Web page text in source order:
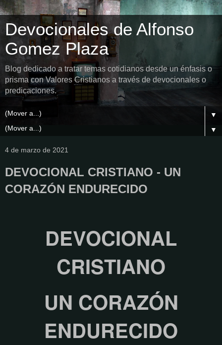
Devocionales de Alfonso
Gomez Plaza
Blog dedicado a tratar temas cotidianos desde un énfasis o
prisma con Valores Cristianos a través de devocionales o
predicaciones.
▼
▼
4 de marzo de 2021
DEVOCIONAL CRISTIANO - UN
CORAZÓN ENDURECIDO
DEVOCIONAL
CRISTIANO
UN CORAZÓN
ENDURECIDO